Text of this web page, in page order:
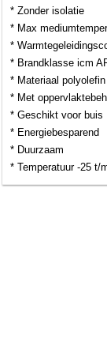
* Zonder isolatie
* Max
*
* Brandklasse icm
* Materiaal polyolefin
* Met
* Geschikt voor buis
* Energiebesparend
* Duurzaam
* Temperatuur -25 t/